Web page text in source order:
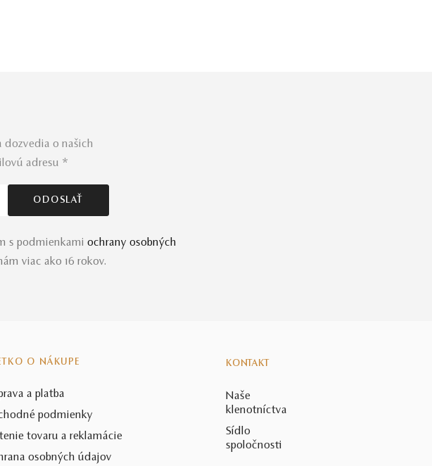
dozvedia o našich
adresu *
s podmienkami ochrany osobných
viac ako 16 rokov.
O NÁKUPE
a platba
podmienky
tovaru a reklamácie
osobných údajov
KONTAKT
Naše
klenotníctva
Sídlo
spoločnosti